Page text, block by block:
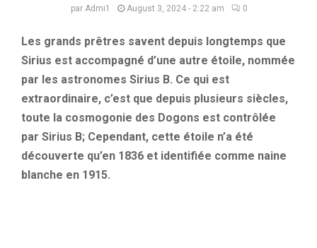
par Admi1 August 3, 2024 - 2:22 am 0
Les grands prêtres savent depuis longtemps que
Sirius est accompagné d’une autre étoile, nommée
par les astronomes Sirius B. Ce qui est
extraordinaire, c’est que depuis plusieurs siècles,
toute la cosmogonie des Dogons est contrôlée
par Sirius B; Cependant, cette étoile n’a été
découverte qu’en 1836 et identifiée comme naine
blanche en 1915.